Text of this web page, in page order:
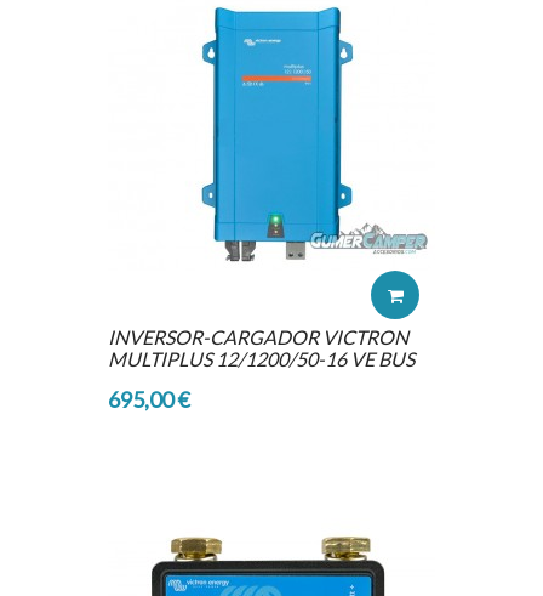
INVERSOR-CARGADOR VICTRON
MULTIPLUS 12/1200/50-16 VE BUS
695,00 €